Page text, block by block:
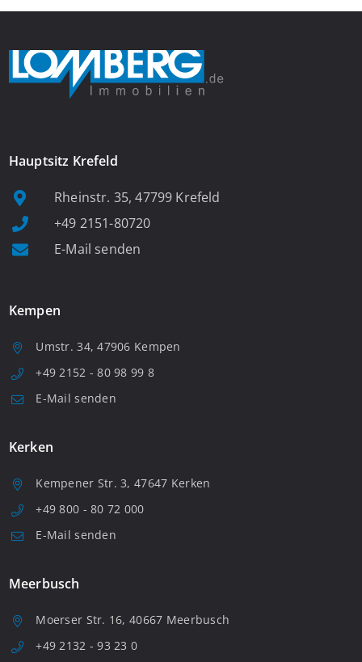
Hauptsitz Krefeld
Rheinstr. 35, 47799 Krefeld
+49 2151-80720
E-Mail senden
Kempen
Umstr. 34, 47906 Kempen
+49 2152 - 80 98 99 8
E-Mail senden
Kerken
Kempener Str. 3, 47647 Kerken
+49 800 - 80 72 000
E-Mail senden
Meerbusch
Moerser Str. 16, 40667 Meerbusch
+49 2132 - 93 23 0